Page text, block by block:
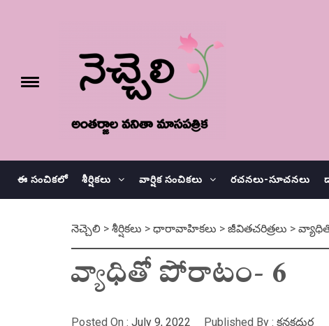
Toggle
ఈ సంచికలో శీర్షికలు వార్షిక సంచికలు రచనలు-సూచనలు
నెచ్చెలి > శీర్షికలు > ధారావాహికలు > జీవితచరిత్రలు >
వ్యాధితో పోరాటం- 6
Posted On : July 9, 2022 Published By : కనకదుర్గ